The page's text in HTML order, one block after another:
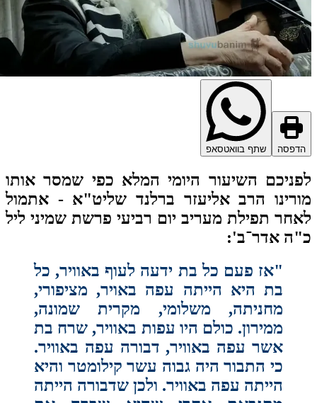
שתף בוואטסאפ
השיעור היומי המלא כפי שמסר אותו
הרב אליעזר ברלנד שליט"א - אתמול
תפילת מעריב יום רביעי פרשת שמיני ליל
אדר־ב':
"אז פעם כל בת ידעה לעוף באוויר, כל
בת היא הייתה עפה באויר, מציפורי,
מחניתה, משלומי, מקרית שמונה,
ממירון. כולם היו עפות באוויר, שרח בת
אשר עפה באוויר, דבורה עפה באוויר.
כי התבור היה גבוה עשר קילומטר והיא
הייתה עפה באוויר. ולכן שדבורה הייתה